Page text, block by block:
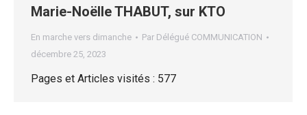
Marie-Noëlle THABUT, sur KTO
En marche vers dimanche Par Délégué COMMUNICATION
décembre 25, 2023
Pages et Articles visités : 577